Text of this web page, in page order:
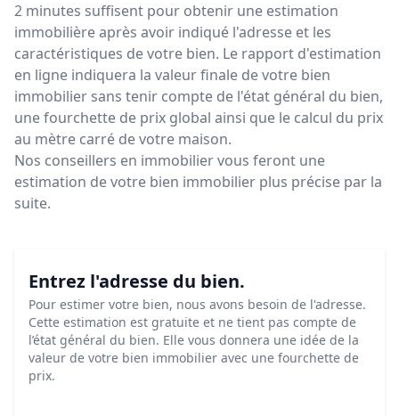
2 minutes suffisent pour obtenir une estimation
immobilière après avoir indiqué l'adresse et les
caractéristiques de votre bien. Le rapport d'estimation
en ligne indiquera la valeur finale de votre bien
immobilier sans tenir compte de l'état général du bien,
une fourchette de prix global ainsi que le calcul du prix
au mètre carré de votre maison.
Nos conseillers en immobilier vous feront une
estimation de votre bien immobilier plus précise par la
suite.
Entrez l'adresse du bien.
Pour estimer votre bien, nous avons besoin de l'adresse.
Cette estimation est gratuite et ne tient pas compte de
l’état général du bien. Elle vous donnera une idée de la
valeur de votre bien immobilier avec une fourchette de
prix.